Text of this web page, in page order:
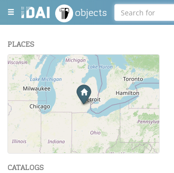
objects
PLACES
+
−
Leaflet | Maps and Data © OpenStreetMap.
CATALOGS